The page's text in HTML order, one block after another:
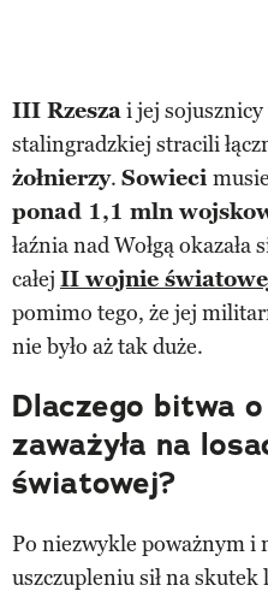
III Rzeszai jej sojusznicy
stalingradzkiej stracili
żołnierzy. Sowieci
ponad 1,1 mln
łaźnia nad Wołgą
całej II wojnie
pomimo tego, że jej
nie było aż tak duże.
Dlaczego bitwa
zaważyła na
światowej?
Po niezwykle poważnym i
uszczupleniu sił na